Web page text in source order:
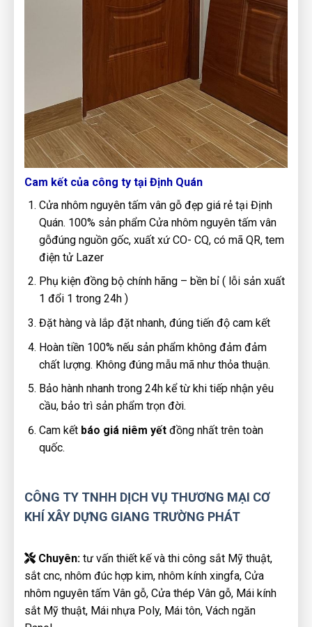
Cam kết của công ty tại Định Quán
Cửa nhôm nguyên tấm vân gỗ đẹp giá rẻ tại Định
Quán. 100% sản phẩm Cửa nhôm nguyên tấm vân
gỗđúng nguồn gốc, xuất xứ CO- CQ, có mã QR, tem
điện tử Lazer
Phụ kiện đồng bộ chính hãng – bền bỉ ( lỗi sản xuất
1 đổi 1 trong 24h )
Đặt hàng và lắp đặt nhanh, đúng tiến độ cam kết
Hoàn tiền 100% nếu sản phẩm không đảm đảm
chất lượng. Không đúng mẫu mã như thỏa thuận.
Bảo hành nhanh trong 24h kể từ khi tiếp nhận yêu
cầu, bảo trì sản phẩm trọn đời.
Cam kết báo giá niêm yết đồng nhất trên toàn
quốc.
CÔNG TY TNHH DỊCH VỤ THƯƠNG MẠI CƠ
KHÍ XÂY DỰNG GIANG TRƯỜNG PHÁT
Chuyên: tư vấn thiết kế và thi công sắt Mỹ thuật,
sắt cnc, nhôm đúc hợp kim, nhôm kính xingfa, Cửa
nhôm nguyên tấm Vân gỗ, Cửa thép Vân gỗ, Mái kính
sắt Mỹ thuật, Mái nhựa Poly, Mái tôn, Vách ngăn